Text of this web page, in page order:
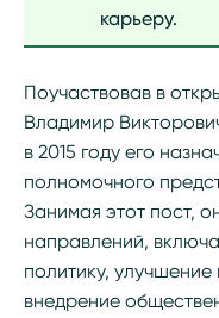
карьеру.
Поучаствовав в
Владимир
в 2015 году его
полномочного
Занимая этот пост,
направлений,
политику,
внедрение